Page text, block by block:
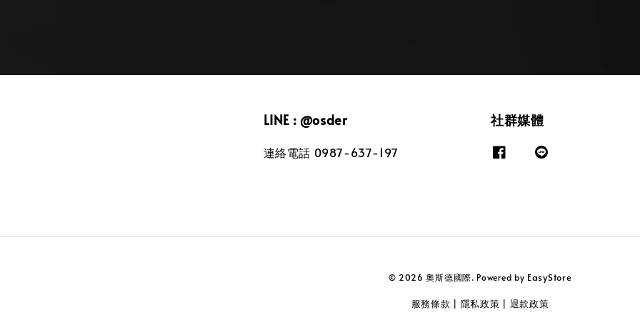
LINE : @osder
連絡電話 0987-637-197
社群媒體
© 2026 奧斯德國際. Powered by EasyStore
服務條款 隱私政策 退款政策